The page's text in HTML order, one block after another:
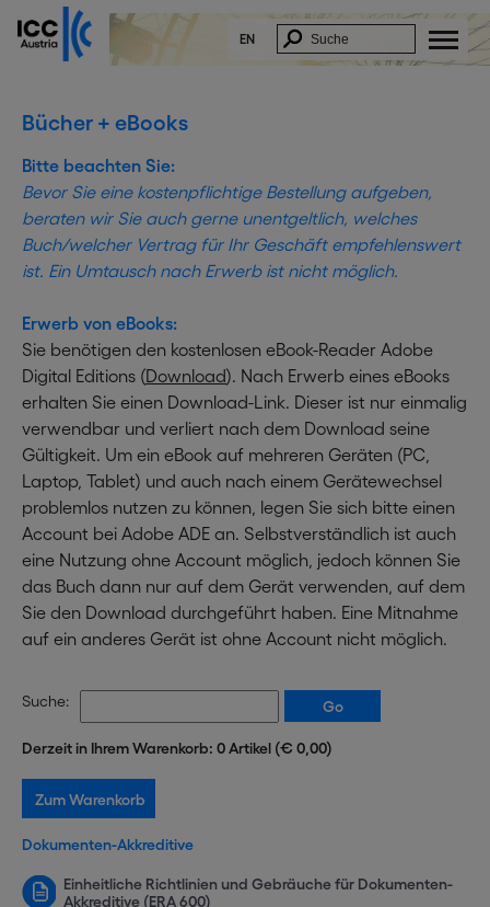
Um dieses Dokument herunter zu laden, füllen
Sie bitte untenstehendes Formular aus:
* Firma:
Funktion:
* Straße:
* PLZ/Ort:
Ich nehme zur Kenntnis, dass meine Daten
zum Zweck des kostenlosen Downloads
elektronisch verarbeitet werden.
Weiteres bin ich damit einverstanden,
Informationen mit inhaltlich ähnlichen
Themen per E-Mail zu erhalten. ICC
Austria wird meine Daten nicht an Dritte
weitergeben. Diese Zustimmung kann
jederzeit per E-Mail andelete@icc-
austria.org
widerrufen werden.
EN
Bücher + eBooks
Bitte beachten Sie:
Bevor Sie eine kostenpflichtige Bestellung aufgeben,
beraten wir Sie auch gerne unentgeltlich, welches
Buch/welcher Vertrag für Ihr Geschäft empfehlenswert
ist. Ein Umtausch nach Erwerb ist nicht möglich.
Erwerb von eBooks:
Sie benötigen den kostenlosen eBook-Reader Adobe
Digital Editions (Download). Nach Erwerb eines eBooks
erhalten Sie einen Download-Link. Dieser ist nur einmalig
verwendbar und verliert nach dem Download seine
Gültigkeit. Um ein eBook auf mehreren Geräten (PC,
Laptop, Tablet) und auch nach einem Gerätewechsel
problemlos nutzen zu können, legen Sie sich bitte einen
Account bei Adobe ADE an. Selbstverständlich ist auch
eine Nutzung ohne Account möglich, jedoch können Sie
das Buch dann nur auf dem Gerät verwenden, auf dem
Sie den Download durchgeführt haben. Eine Mitnahme
auf ein anderes Gerät ist ohne Account nicht möglich.
Suche:
Derzeit in Ihrem Warenkorb: 0 Artikel (€ 0,00)
Dokumenten-Akkreditive
Einheitliche Richtlinien und Gebräuche für Dokumenten-
Akkreditive (ERA 600)